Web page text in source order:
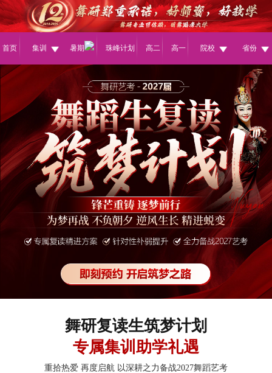
首页 集训 暑期 珠峰计划 高二 高一 院校 省份
舞研复读生筑梦计划
专属集训助学礼遇
重拾热爱 再度启航 以深耕之力备战2027舞蹈艺考